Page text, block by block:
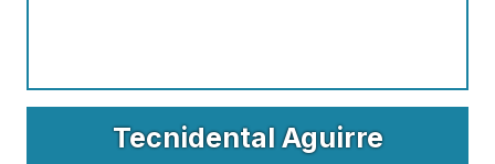
Tecnidental Aguirre